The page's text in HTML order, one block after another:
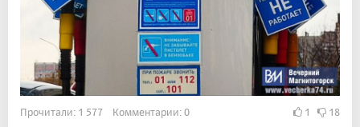
Прочитали: 1 577 Комментарии: 0 1 18